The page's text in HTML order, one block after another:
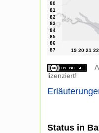
lizenziert!
Status in